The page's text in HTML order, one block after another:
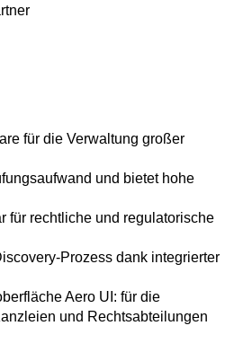
für die Verwaltung großer
und bietet hohe
für rechtliche und regulatorische
Prozess dank integrierter
Aero UI: für die
und Rechtsabteilungen